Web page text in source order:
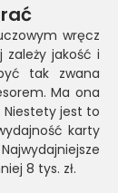
wręcz
zależy jakość i
tak zwana
Ma ona
Niestety jest to
karty
8 tys. zł.